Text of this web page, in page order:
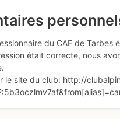
du CAF de Tarbes
était correcte, nous
le site du club: http://